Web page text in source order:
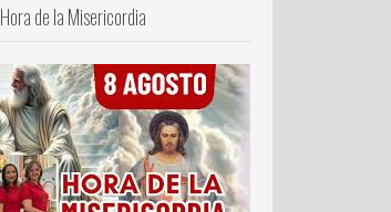
Hora de la Misericordia